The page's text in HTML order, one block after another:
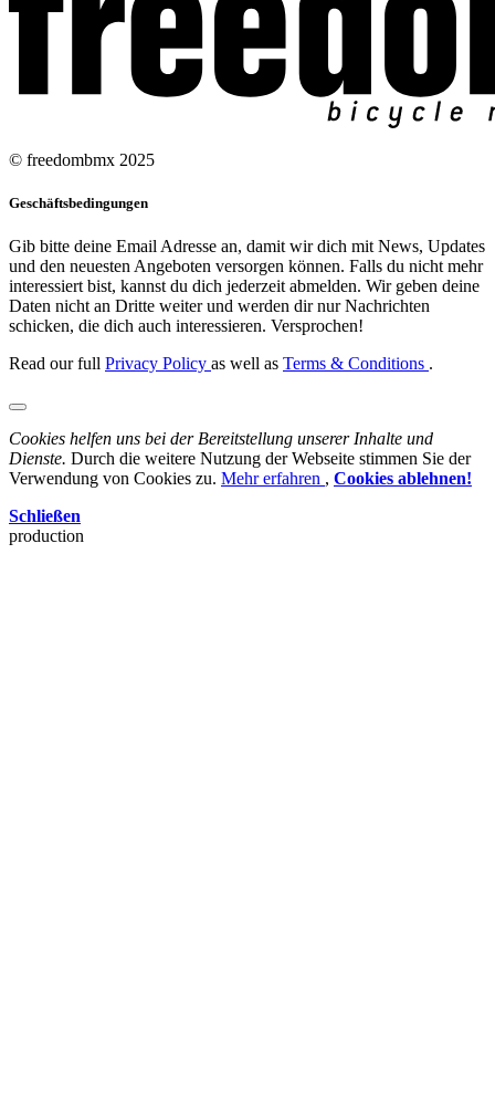
© freedombmx 2025
Geschäftsbedingungen
Gib bitte deine Email Adresse an, damit wir dich mit News, Updates
und den neuesten Angeboten versorgen können. Falls du nicht mehr
interessiert bist, kannst du dich jederzeit abmelden. Wir geben deine
Daten nicht an Dritte weiter und werden dir nur Nachrichten
schicken, die dich auch interessieren. Versprochen!
Read our full Privacy Policy as well as Terms & Conditions .
Cookies helfen uns bei der Bereitstellung unserer Inhalte und
Dienste. Durch die weitere Nutzung der Webseite stimmen Sie der
Verwendung von Cookies zu. Mehr erfahren , Cookies ablehnen!
Schließen
production